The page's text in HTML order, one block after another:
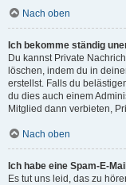
Nach oben
Ich bekomme ständig
Du kannst Private
löschen, indem du in
erstellst. Falls du
du dies auch einem
Mitglied dann verbieten,
Nach oben
Ich habe eine Spam-E-
Es tut uns leid, das zu